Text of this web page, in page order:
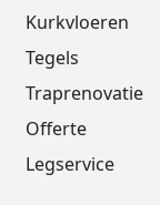
Kurkvloeren
Tegels
Traprenovatie
Offerte
Legservice